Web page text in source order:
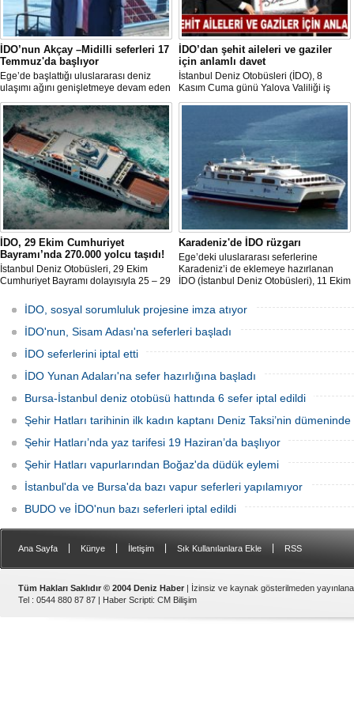
İDO’nun Akçay –Midilli seferleri 17
Temmuz'da başlıyor
Ege’de başlattığı uluslararası deniz
ulaşımı ağını genişletmeye devam eden
İDO, 17 Temmuz itibarıyla Balıkesir
Akçay ile Yunanistan’ın Midilli Adası
arasında düzenli seferlere başlıyor.
İDO’dan şehit aileleri ve gaziler
için anlamlı davet
İstanbul Deniz Otobüsleri (İDO), 8
Kasım Cuma günü Yalova Valiliği iş
birliğiyle düzenlediği sosyal sorumluluk
projesinde şehit aileleri ve gaziler için
anlamlı bir kahvaltı organizasyonuna ev
sahipliği yaptı.
İDO, 29 Ekim Cumhuriyet
Bayramı’nda 270.000 yolcu taşıdı!
İstanbul Deniz Otobüsleri, 29 Ekim
Cumhuriyet Bayramı dolayısıyla 25 – 29
Karadeniz'de İDO rüzgarı
Ege’deki uluslararası seferlerine
Karadeniz’i de eklemeye hazırlanan
İDO (İstanbul Deniz Otobüsleri), 11 Ekim
(Bulgaristan) seferi ile yeni bir rota ilave
ediyor!
İDO, sosyal sorumluluk projesine imza atıyor
İDO'nun, Sisam Adası'na seferleri başladı
İDO seferlerini iptal etti
İDO Yunan Adaları'na sefer hazırlığına başladı
Bursa-İstanbul deniz otobüsü hattında 6 sefer iptal edildi
Şehir Hatları tarihinin ilk kadın kaptanı Deniz Taksi’nin dümeninde
Şehir Hatları’nda yaz tarifesi 19 Haziran’da başlıyor
Şehir Hatları vapurlarından Boğaz'da düdük eylemi
İstanbul'da ve Bursa'da bazı vapur seferleri yapılamıyor
BUDO ve İDO'nun bazı seferleri iptal edildi
Ana Sayfa Künye İletişim Sık Kullanılanlara Ekle RSS
Tüm Hakları Saklıdır © 2004 Deniz Haber | İzinsiz ve kaynak gösterilmeden
Tel : 0544 880 87 87 | Haber Scripti: CM Bilişim